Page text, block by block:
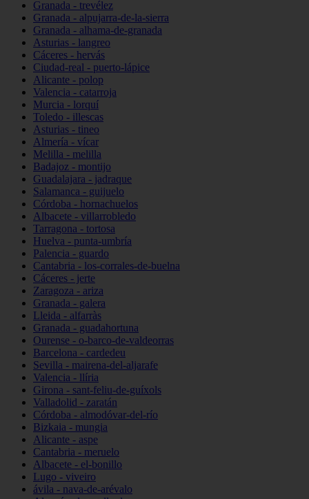
Granada - trevélez
Granada - alpujarra-de-la-sierra
Granada - alhama-de-granada
Asturias - langreo
Cáceres - hervás
Ciudad-real - puerto-lápice
Alicante - polop
Valencia - catarroja
Murcia - lorquí
Toledo - illescas
Asturias - tineo
Almería - vícar
Melilla - melilla
Badajoz - montijo
Guadalajara - jadraque
Salamanca - guijuelo
Córdoba - hornachuelos
Albacete - villarrobledo
Tarragona - tortosa
Huelva - punta-umbría
Palencia - guardo
Cantabria - los-corrales-de-buelna
Cáceres - jerte
Zaragoza - ariza
Granada - galera
Lleida - alfarràs
Granada - guadahortuna
Ourense - o-barco-de-valdeorras
Barcelona - cardedeu
Sevilla - mairena-del-aljarafe
Valencia - llíria
Girona - sant-feliu-de-guíxols
Valladolid - zaratán
Córdoba - almodóvar-del-río
Bizkaia - mungia
Alicante - aspe
Cantabria - meruelo
Albacete - el-bonillo
Lugo - viveiro
ávila - nava-de-arévalo